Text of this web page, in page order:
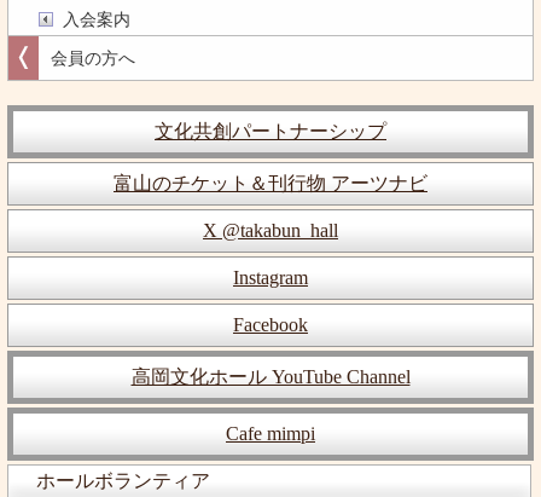
入会案内
会員の方へ
文化共創パートナーシップ
富山のチケット＆刊行物 アーツナビ
X @takabun_hall
Instagram
Facebook
高岡文化ホール YouTube Channel
Cafe mimpi
ホールボランティア